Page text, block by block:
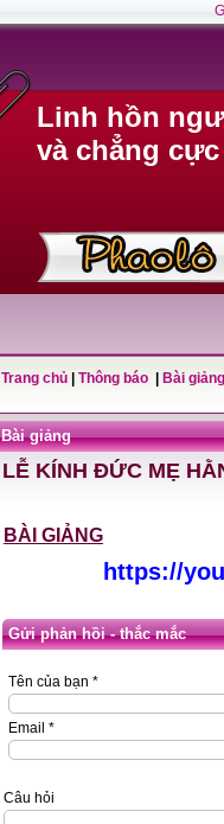
Linh hồn
và chẳng
Trang chủ Thông báo Bài
Bài giảng
LỄ KÍNH ĐỨC MẸ
BÀI GIẢNG
https://
Gửi phản hồi - thắc mắc
Tên của bạn *
Email *
Câu hỏi